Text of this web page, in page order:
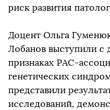
риск развития
Доцент Ольга
Лобанов выступили
признаках РАС-
генетических
представили
исследований,